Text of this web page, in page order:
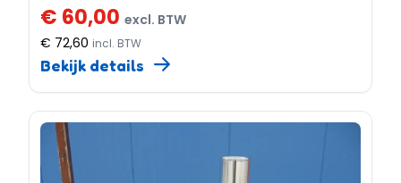
€ 60,00 excl. BTW
€ 72,60 incl. BTW
Bekijk details